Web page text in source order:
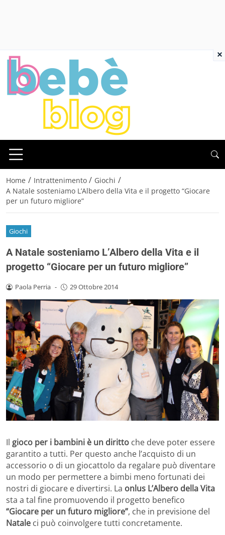
Home / Intrattenimento / Giochi /
A Natale sosteniamo L’Albero della Vita e il progetto “Giocare
per un futuro migliore”
Giochi
A Natale sosteniamo L’Albero della Vita e il
progetto “Giocare per un futuro migliore”
Paola Perria - 29 Ottobre 2014
Il gioco per i bambini è un diritto che deve poter essere
garantito a tutti. Per questo anche l’acquisto di un
accessorio o di un giocattolo da regalare può diventare
un modo per permettere a bimbi meno fortunati dei
nostri di giocare e divertirsi. La onlus L’Albero della Vita
sta a tal fine promuovendo il progetto benefico
“Giocare per un futuro migliore”, che in previsione del
Natale ci può coinvolgere tutti concretamente.
×